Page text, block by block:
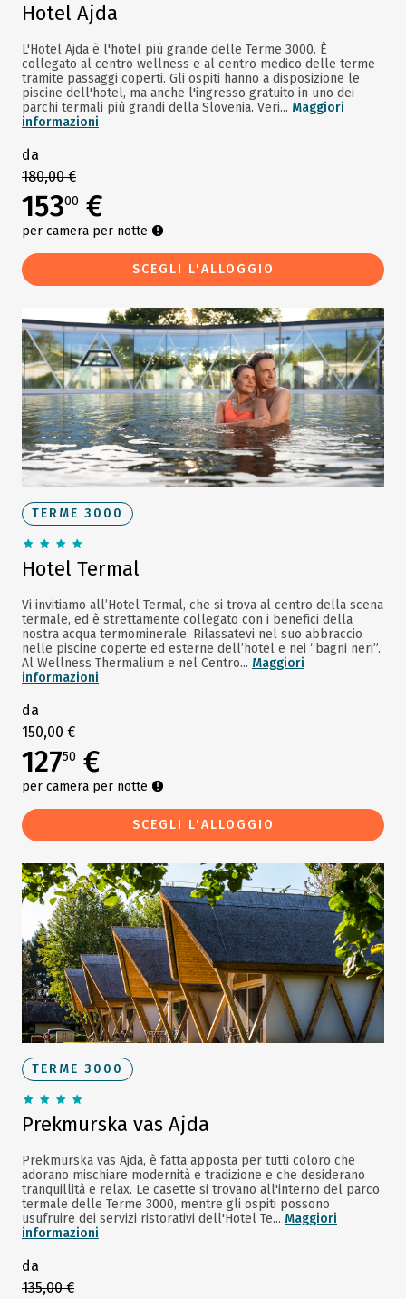
Hotel Ajda
L'Hotel Ajda è l'hotel più grande delle Terme 3000. È
collegato al centro wellness e al centro medico delle terme
tramite passaggi coperti. Gli ospiti hanno a disposizione le
piscine dell'hotel, ma anche l'ingresso gratuito in uno dei
parchi termali più grandi della Slovenia. Veri... Maggiori
informazioni
da
180,00 €
15300 €
per camera per notte
SCEGLI L'ALLOGGIO
TERME 3000
Hotel Termal
Vi invitiamo all’Hotel Termal, che si trova al centro della scena
termale, ed è strettamente collegato con i benefici della
nostra acqua termominerale. Rilassatevi nel suo abbraccio
nelle piscine coperte ed esterne dell’hotel e nei “bagni neri”.
Al Wellness Thermalium e nel Centro... Maggiori
informazioni
da
150,00 €
12750 €
per camera per notte
SCEGLI L'ALLOGGIO
TERME 3000
Prekmurska vas Ajda
Prekmurska vas Ajda, è fatta apposta per tutti coloro che
adorano mischiare modernità e tradizione e che desiderano
tranquillità e relax. Le casette si trovano all'interno del parco
termale delle Terme 3000, mentre gli ospiti possono
usufruire dei servizi ristorativi dell'Hotel Te... Maggiori
informazioni
da
135,00 €